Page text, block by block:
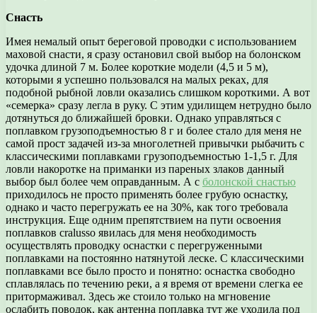
Снасть
Имея немалый опыт береговой проводки с использованием
маховой снасти, я сразу остановил свой выбор на болонском
удочка длиной 7 м. Более короткие модели (4,5 и 5 м),
которыми я успешно пользовался на малых реках, для
подобной рыбной ловли оказались слишком короткими. А вот
«семерка» сразу легла в руку. С этим удилищем нетрудно было
дотянуться до ближайшей бровки. Однако управляться с
поплавком грузоподъемностью 8 г и более стало для меня не
самой прост задачей из-за многолетней привычки рыбачить с
классическими поплавками грузоподъемностью 1-1,5 г. Для
ловли накоротке на приманки из пареных злаков данный
выбор был более чем оправданным. А с болонской снастью
приходилось не просто применять более грубую оснастку,
однако и часто перегружать ее на 30%, как того требовала
инструкция. Еще одним препятствием на пути освоения
поплавков cralusso явилась для меня необходимость
осуществлять проводку оснастки с перегруженными
поплавками на постоянно натянутой леске. С классическими
поплавками все было просто и понятно: оснастка свободно
сплавлялась по течению реки, а я время от времени слегка ее
притормаживал. Здесь же стоило только на мгновение
ослабить поводок, как антенна поплавка тут же уходила под